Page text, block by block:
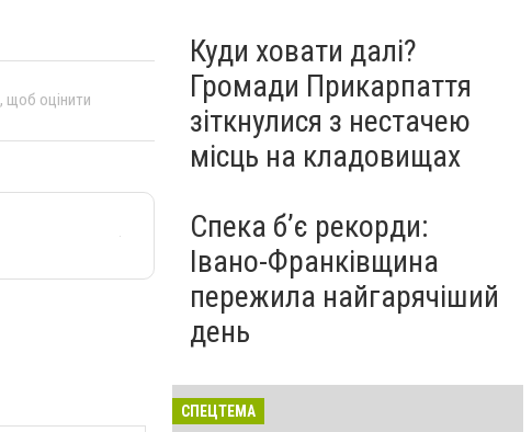
, щоб оцінити
Куди ховати далі?
Громади Прикарпаття
зіткнулися з нестачею
місць на кладовищах
Спека б’є рекорди:
Івано-Франківщина
пережила найгарячіший
день
СПЕЦТЕМА